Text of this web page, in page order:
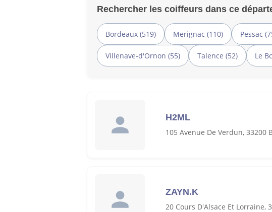
Rechercher les coiffeurs dans ce
Bordeaux (519) Merignac (110) Pessac
Villenave-d'Ornon (55) Talence (52) Le
H2ML
105 Avenue De Verdun, 33200
ZAYN.K
20 Cours D'Alsace Et Lorraine,